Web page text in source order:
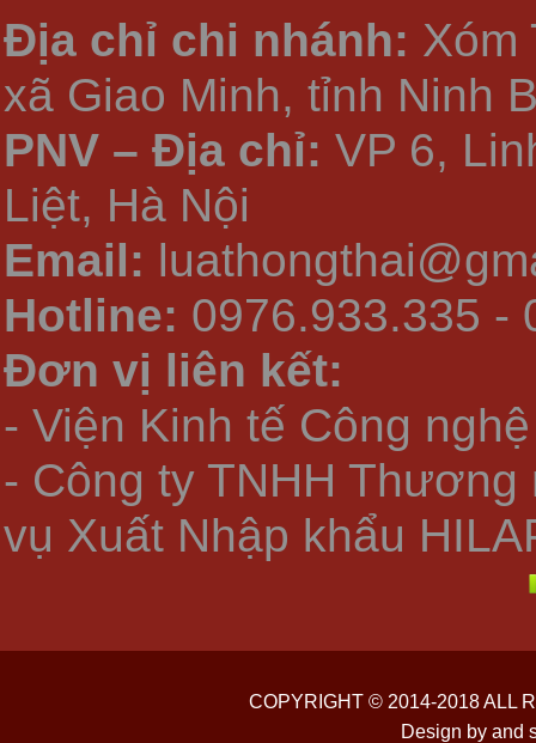
Địa chỉ chi nhánh: Xóm
xã Giao Minh, tỉnh Ninh
PNV – Địa chỉ: VP 6,
Liệt, Hà Nội
Email:
Hotline: 0976.933.335 -
Đơn vị liên kết:
- Viện Kinh tế Công
- Công ty TNHH Thương
vụ Xuất Nhập khẩu
COPYRIGHT © 2014-2018 ALL
Design by and